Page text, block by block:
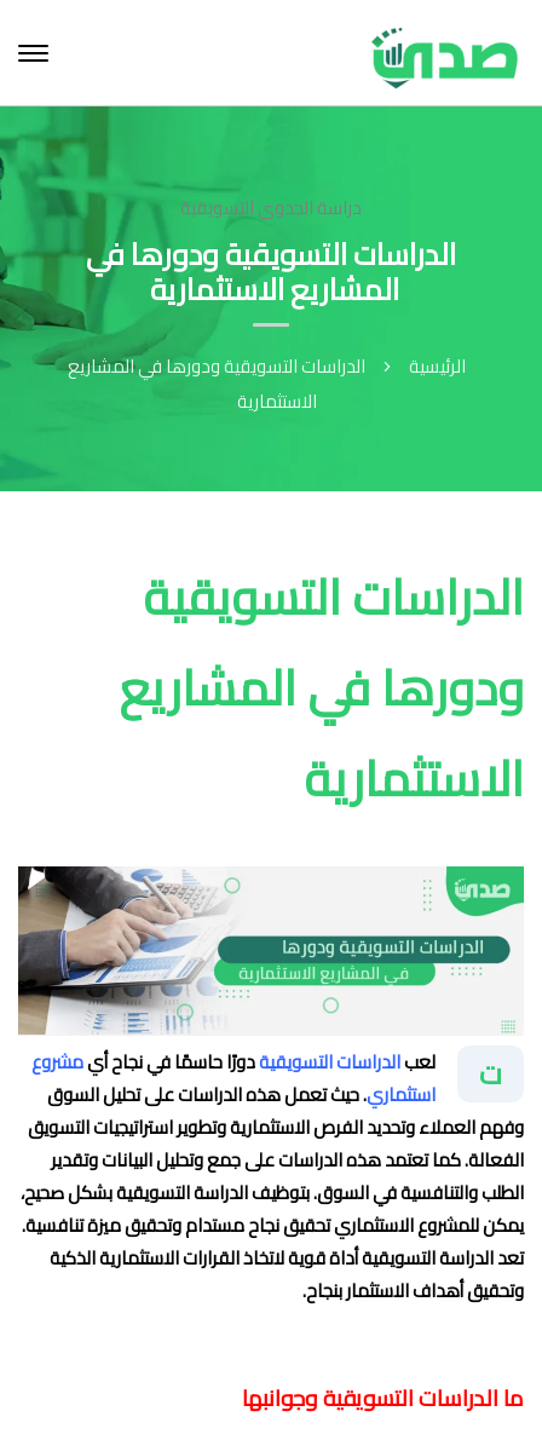
دراسة الجدوى التسويقية
الدراسات التسويقية ودورها في
المشاريع الاستثمارية
الرئيسية
الدراسات التسويقية ودورها في المشاريع
الاستثمارية
الدراسات التسويقية
ودورها في المشاريع
الاستثمارية
تلعبالدراسات التسويقيةدورًا حاسمًا في نجاح أيمشروع
استثماري. حيث تعمل هذه الدراسات على تحليل السوق
وفهم العملاء وتحديد الفرص الاستثمارية وتطوير استراتيجيات التسويق
الفعالة. كما تعتمد هذه الدراسات على جمع وتحليل البيانات وتقدير
الطلب والتنافسية في السوق. بتوظيف الدراسة التسويقية بشكل صحيح،
يمكن للمشروع الاستثماري تحقيق نجاح مستدام وتحقيق ميزة تنافسية.
تعد الدراسة التسويقية أداة قوية لاتخاذ القرارات الاستثمارية الذكية
وتحقيق أهداف الاستثمار بنجاح.
ما الدراسات التسويقية وجوانبها